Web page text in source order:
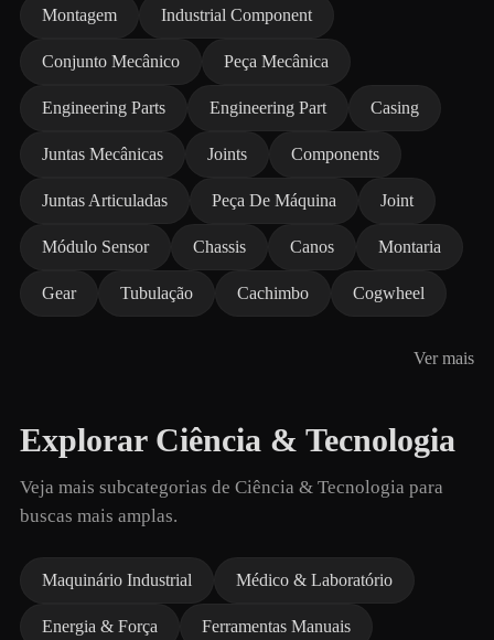
Montagem Industrial Component
Conjunto Mecânico Peça Mecânica
Engineering Parts Engineering Part Casing
Juntas Mecânicas Joints Components
Juntas Articuladas Peça De Máquina Joint
Módulo Sensor Chassis Canos Montaria
Gear Tubulação Cachimbo Cogwheel
Ver mais
Explorar Ciência & Tecnologia
Veja mais subcategorias de Ciência & Tecnologia para
buscas mais amplas.
Maquinário Industrial Médico & Laboratório
Energia & Força Ferramentas Manuais